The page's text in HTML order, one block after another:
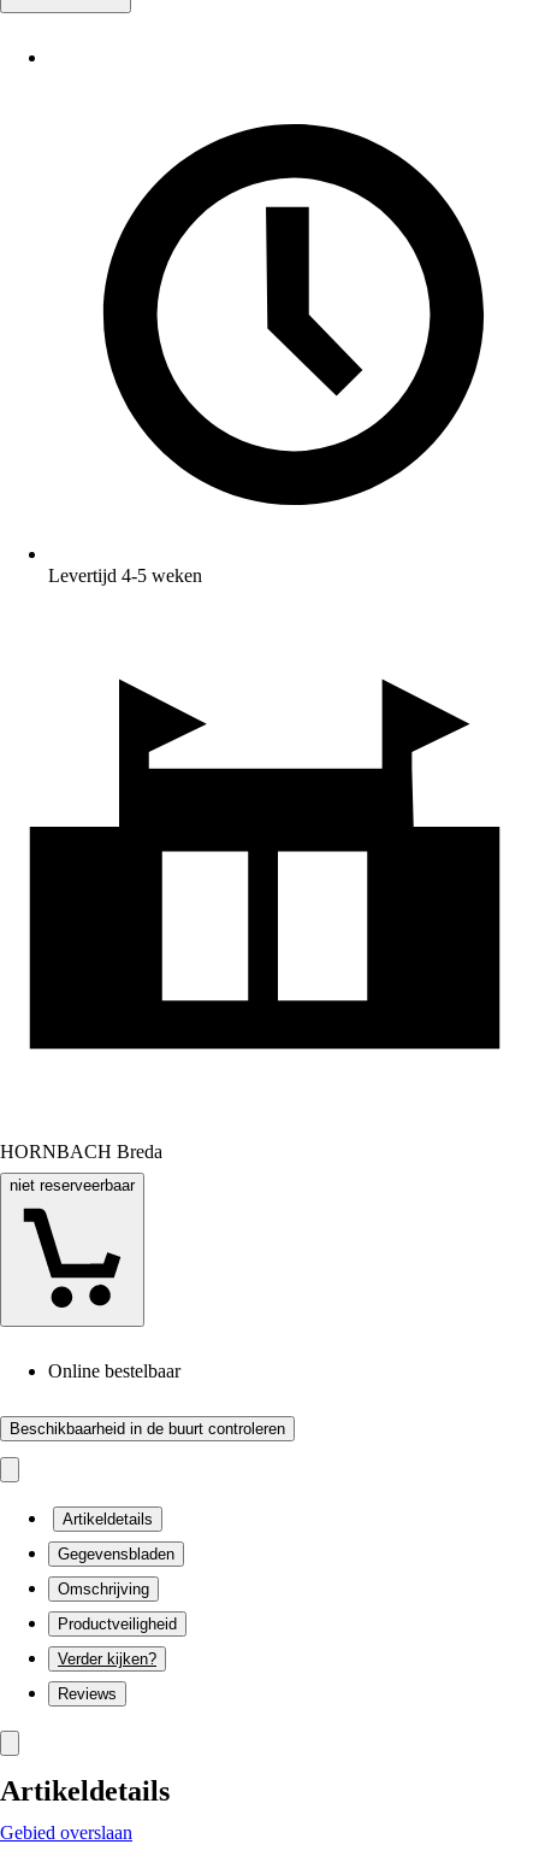
Levertijd 4-5 weken
HORNBACH Breda
niet reserveerbaar
Online bestelbaar
Beschikbaarheid in de buurt controleren
Artikeldetails
Gegevensbladen
Omschrijving
Productveiligheid
Verder kijken?
Reviews
Artikeldetails
Gebied overslaan